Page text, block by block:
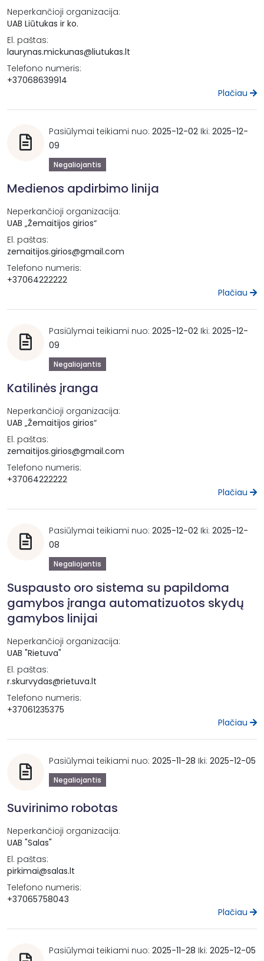
Neperkančioji organizacija:
UAB Liūtukas ir ko.
El. paštas:
laurynas.mickunas@liutukas.lt
Telefono numeris:
+37068639914
Plačiau
Pasiūlymai teikiami nuo: 2025-12-02Iki: 2025-12-
09
Negaliojantis
Medienos apdirbimo linija
Neperkančioji organizacija:
UAB „Žemaitijos girios“
El. paštas:
zemaitijos.girios@gmail.com
Telefono numeris:
+37064222222
Plačiau
Pasiūlymai teikiami nuo: 2025-12-02Iki: 2025-12-
09
Negaliojantis
Katilinės įranga
Neperkančioji organizacija:
UAB „Žemaitijos girios“
El. paštas:
zemaitijos.girios@gmail.com
Telefono numeris:
+37064222222
Plačiau
Pasiūlymai teikiami nuo: 2025-12-02Iki: 2025-12-
08
Negaliojantis
Suspausto oro sistema su papildoma
gamybos įranga automatizuotos skydų
gamybos linijai
Neperkančioji organizacija:
UAB "Rietuva"
El. paštas:
r.skurvydas@rietuva.lt
Telefono numeris:
+37061235375
Plačiau
Pasiūlymai teikiami nuo: 2025-11-28 Iki: 2025-12-05
Negaliojantis
Suvirinimo robotas
Neperkančioji organizacija:
UAB "Salas"
El. paštas:
pirkimai@salas.lt
Telefono numeris:
+37065758043
Plačiau
Pasiūlymai teikiami nuo: 2025-11-28 Iki: 2025-12-05